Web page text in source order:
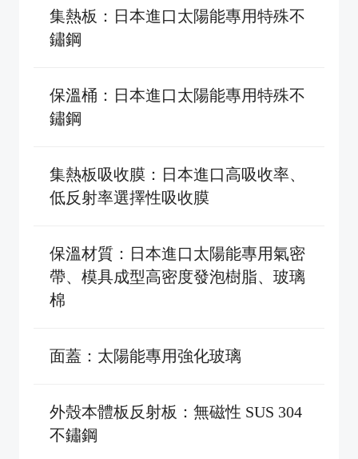
集熱板：日本進口太陽能專用特殊不
鏽鋼
保溫桶：日本進口太陽能專用特殊不
鏽鋼
集熱板吸收膜：日本進口高吸收率、
低反射率選擇性吸收膜
保溫材質：日本進口太陽能專用氣密
帶、模具成型高密度發泡樹脂、玻璃
棉
面蓋：太陽能專用強化玻璃
外殼本體板反射板：無磁性 SUS 304
不鏽鋼